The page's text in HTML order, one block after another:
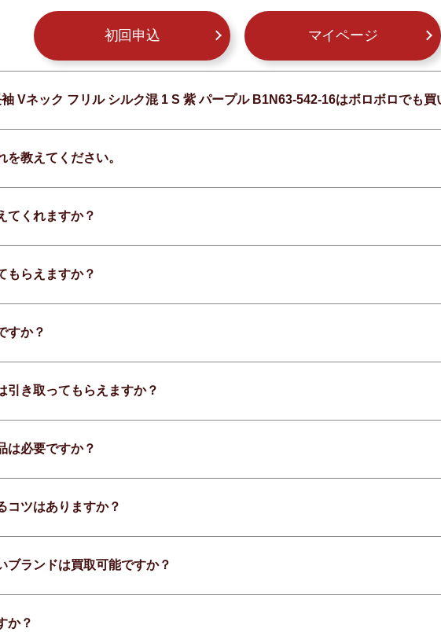
初回申込 マイページ
Vネック フリル シルク混 1 S 紫 パープル B1N63-542-16はボロボロでも買
教えてください。
てくれますか？
もらえますか？
すか？
引き取ってもらえますか？
は必要ですか？
コツはありますか？
ブランドは買取可能ですか？
か？